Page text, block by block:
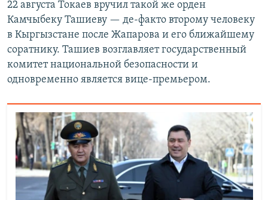
22 августа Токаев вручил такой же орден
Камчыбеку Ташиеву — де-факто второму человеку
в Кыргызстане после Жапарова и его ближайшему
соратнику. Ташиев возглавляет государственный
комитет национальной безопасности и
одновременно является вице-премьером.